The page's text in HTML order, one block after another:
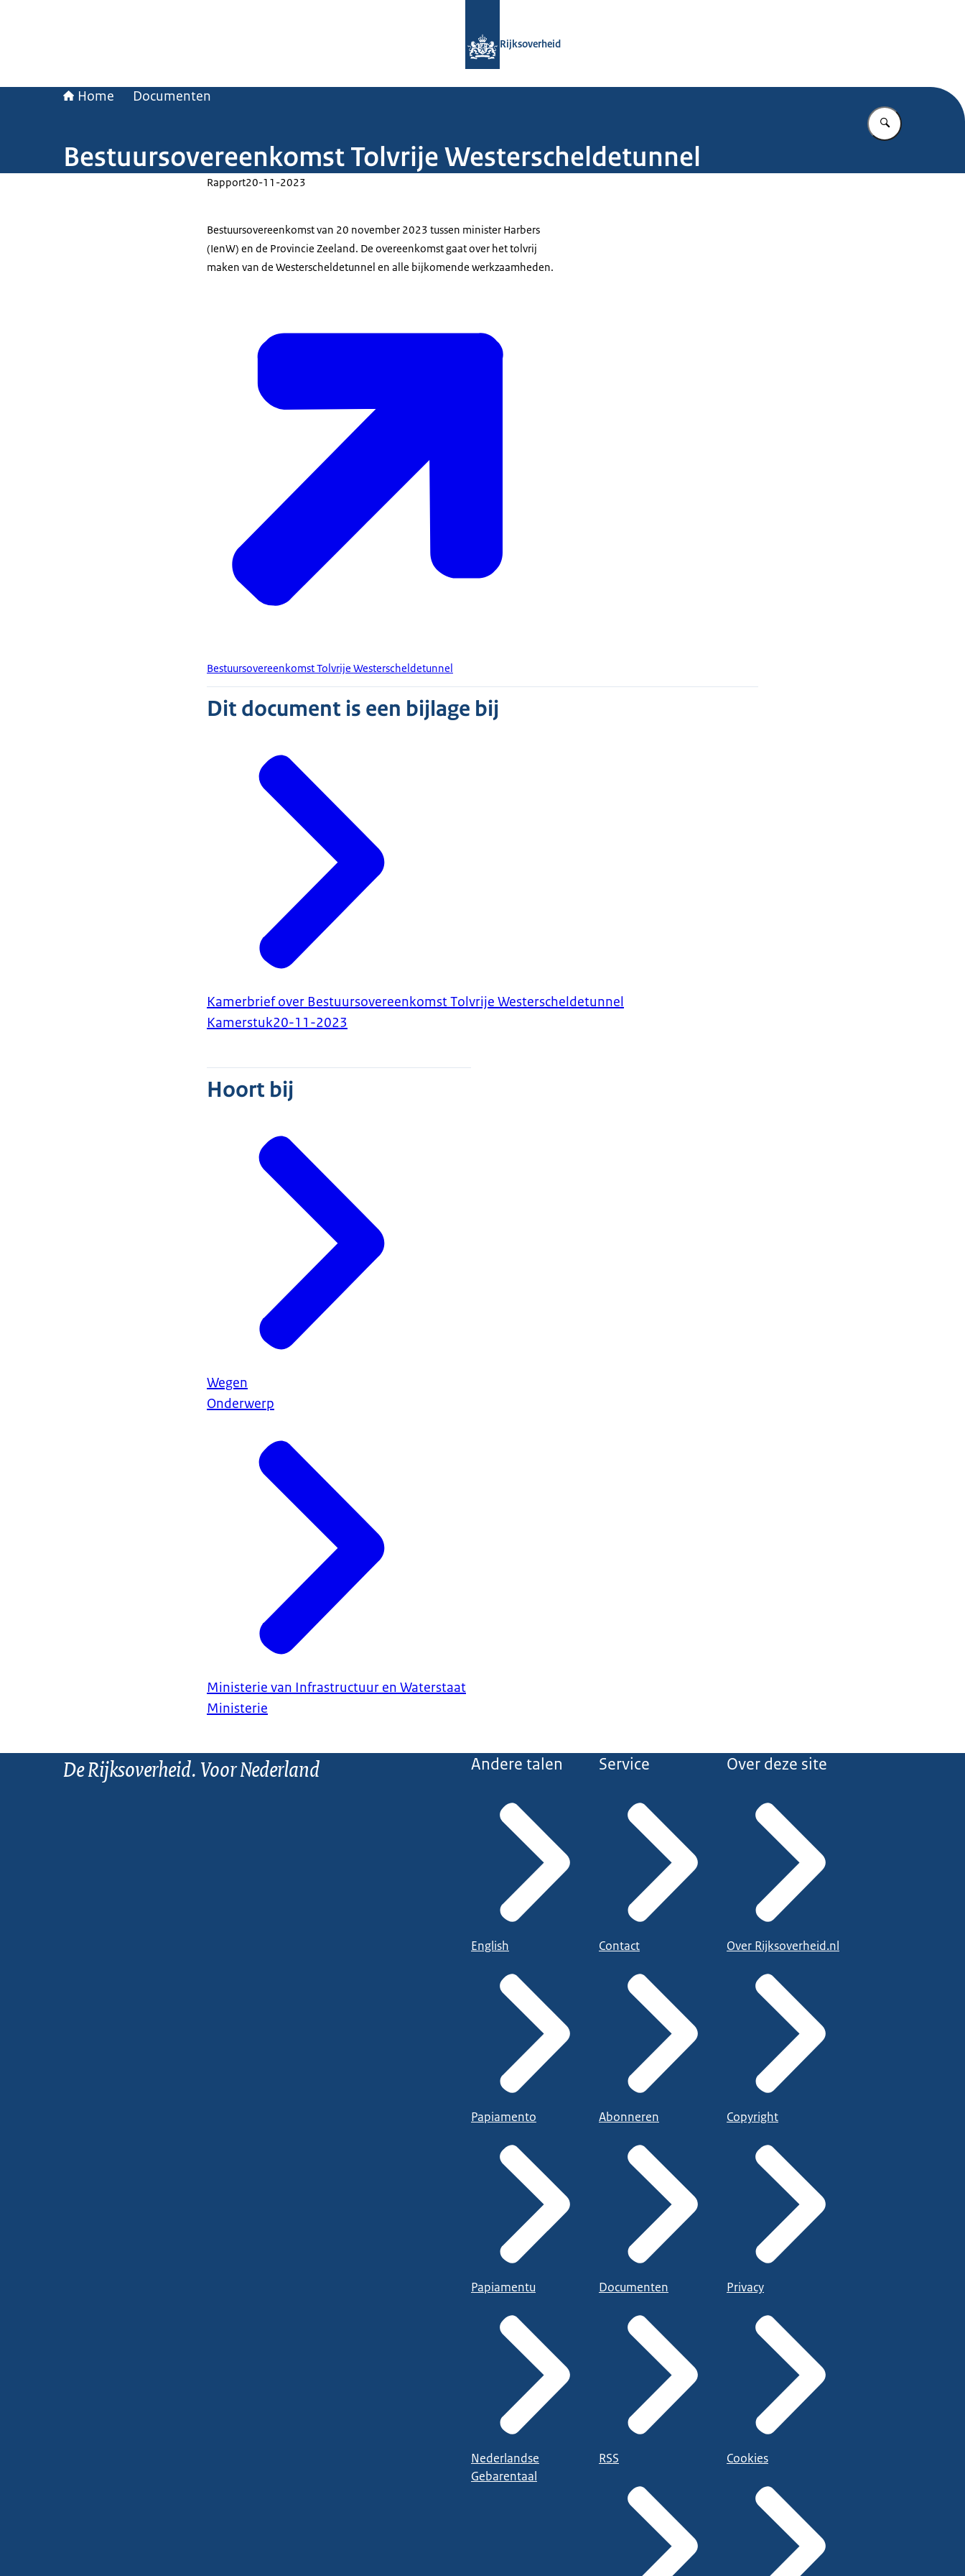
Rijksoverheid
Home Documenten
Vul in wat u
Bestuursovereenkomst Tolvrije Westerscheldetunnel
Rapport20-11-2023
Bestuursovereenkomst van 20 november 2023 tussen minister Harbers
(IenW) en de Provincie Zeeland. De overeenkomst gaat over het tolvrij
maken van de Westerscheldetunnel en alle bijkomende werkzaamheden.
Bestuursovereenkomst Tolvrije Westerscheldetunnel
Dit document is een bijlage bij
Kamerbrief over Bestuursovereenkomst Tolvrije Westerscheldetunnel
Kamerstuk20-11-2023
Hoort bij
Wegen
Onderwerp
Ministerie van Infrastructuur en Waterstaat
Ministerie
De Rijksoverheid. Voor Nederland Andere talen
English
Papiamento
Papiamentu
Nederlandse
Gebarentaal
Service
Contact
Abonneren
Documenten
RSS
Over deze site
Over Rijksoverheid.nl
Copyright
Privacy
Cookies